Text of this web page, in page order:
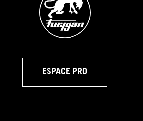
ESPACE PRO